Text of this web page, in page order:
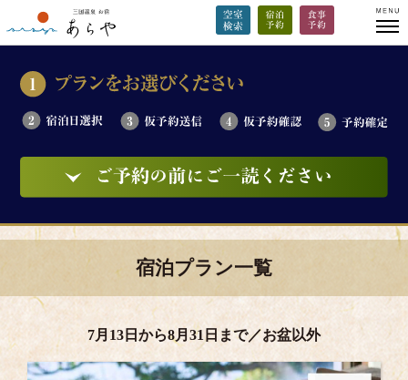
宿泊プラン一覧
7月13日から8月31日まで／お盆以外